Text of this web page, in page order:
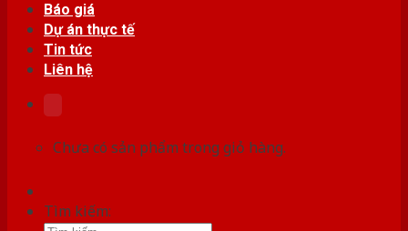
Báo giá
Dự án thực tế
Tin tức
Liên hệ
Chưa có sản phẩm trong giỏ hàng.
Tìm kiếm: